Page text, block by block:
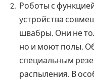
Роботы с
устройства
швабры. Они не
но и моют полы.
специальным
распыления. В